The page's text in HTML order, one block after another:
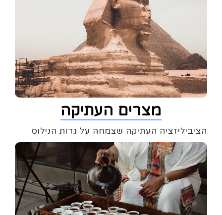
מצרים העתיקה
הציביליזציה העתיקה שצמחה על גדות הנילוס